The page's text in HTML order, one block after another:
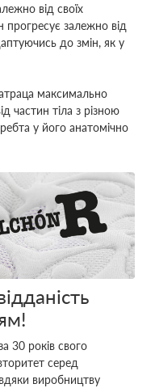
від своїх
прогресує залежно від
до змін, як у
максимально
частин тіла з різною
у його анатомічно
30 років свого
серед
виробництву